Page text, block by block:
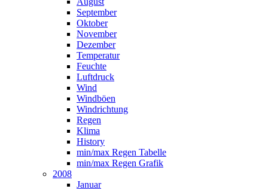
September
Oktober
November
Dezember
Temperatur
Feuchte
Luftdruck
Wind
Windböen
Windrichtung
Regen
Klima
History
min/max Regen Tabelle
min/max Regen Grafik
2008
Januar